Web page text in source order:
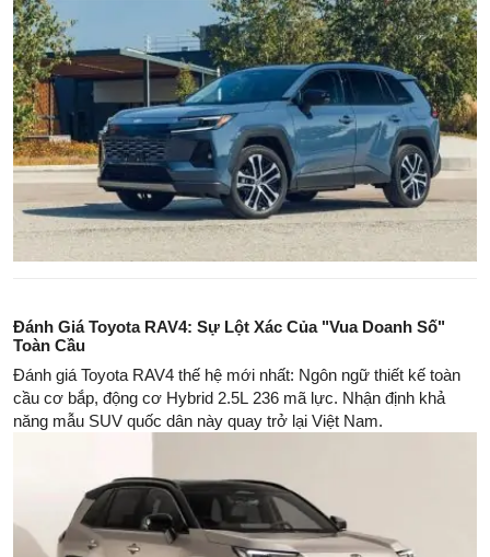
Đánh Giá Toyota RAV4: Sự Lột Xác Của "Vua Doanh Số"
Toàn Cầu
Đánh giá Toyota RAV4 thế hệ mới nhất: Ngôn ngữ thiết kế toàn
cầu cơ bắp, động cơ Hybrid 2.5L 236 mã lực. Nhận định khả
năng mẫu SUV quốc dân này quay trở lại Việt Nam.